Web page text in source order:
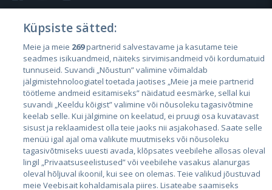
Страны
Эстония
Латвия
Литва
Küpsiste sätted:
Meie ja meie 269partnerid salvestavame ja kasutame teie
seadmes isikuandmeid, näiteks sirvimisandmeid või kordumatuid
tunnuseid. Suvandi „Nõustun” valimine võimaldab
jälgimistehnoloogiatel toetada jaotises „Meie ja meie partnerid
töötleme andmeid esitamiseks” näidatud eesmärke, sellal kui
suvandi „Keeldu kõigist” valimine või nõusoleku tagasivõtmine
keelab selle. Kui jälgimine on keelatud, ei pruugi osa kuvatavast
sisust ja reklaamidest olla teie jaoks nii asjakohased. Saate selle
menüü igal ajal oma valikute muutmiseks või nõusoleku
tagasivõtmiseks uuesti avada, klõpsates veebilehe allosas oleval
lingil „Privaatsuseelistused” või veebilehe vasakus alanurgas
oleval hõljuval ikoonil, kui see on olemas. Teie valikud jõustuvad
meie Veebisait kohaldamisala piires. Lisateabe saamiseks